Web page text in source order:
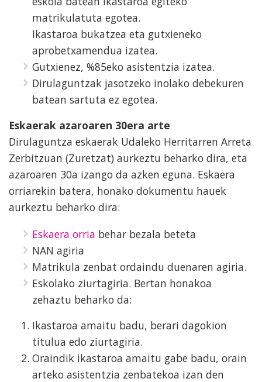
matrikulatuta egotea.
Ikastaroa bukatzea eta gutxieneko
aprobetxamendua izatea.
Gutxienez, %85eko asistentzia izatea.
Dirulaguntzak jasotzeko inolako debekuren
batean sartuta ez egotea.
Eskaerak azaroaren 30era arte
Dirulaguntza eskaerak Udaleko Herritarren Arreta
Zerbitzuan (Zuretzat) aurkeztu beharko dira, eta
azaroaren 30a izango da azken eguna. Eskaera
orriarekin batera, honako dokumentu hauek
aurkeztu beharko dira:
Eskaera orria behar bezala beteta
NAN agiria
Matrikula zenbat ordaindu duenaren agiria.
Eskolako ziurtagiria. Bertan honakoa
zehaztu beharko da:
Ikastaroa amaitu badu, berari dagokion
titulua edo ziurtagiria.
Oraindik ikastaroa amaitu gabe badu, orain
arteko asistentzia zenbatekoa izan den